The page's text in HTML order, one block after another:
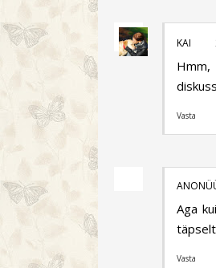
KAI
Hmm,
Vasta
Aga
Vasta